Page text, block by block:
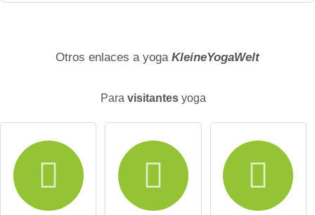
La direccion de correo no sera publicada)
Por la presente acepto los términos y condiciones
Otros enlaces a yoga KleineYogaWelt
Para visitantes yoga